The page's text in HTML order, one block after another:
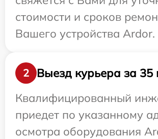
стоимости и сроков
Вашего устройства Ardor.
2
Выезд курьера за 35
Квалифицированный
приедет по указанному
осмотра оборудования